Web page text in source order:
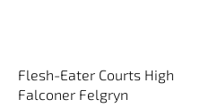
Flesh-Eater Courts High
Falconer Felgryn